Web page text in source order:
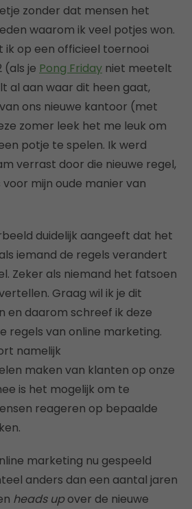
zonder dat mensen het
waarom ik veel potjes won.
ik op een officieel toernooi
(als je Pong Friday niet meetelt
al aan waar dit heen gaat,
ons nieuwe kantoor (met
zomer leek het me leuk om
potje te spelen. Ik werd
verrast door die nieuwe regel,
mijn oude manier van
duidelijk aangeeft dat het
iemand de regels verandert
Zeker als niemand het fatsoen
Graag wil ik je dit
en daarom schreef ik deze
regels van online marketing.
namelijk
maken van klanten op onze
is het mogelijk om te
reageren op bepaalde
marketing nu gespeeld
anders dan een aantal jaren
heads upover de nieuwe